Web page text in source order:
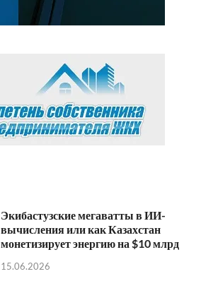
Экибастузские мегаватты в ИИ-
вычисления или как Казахстан
монетизирует энергию на $10 млрд
15.06.2026